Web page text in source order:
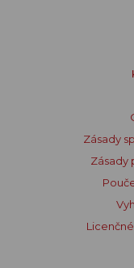
Zásady
Zásady